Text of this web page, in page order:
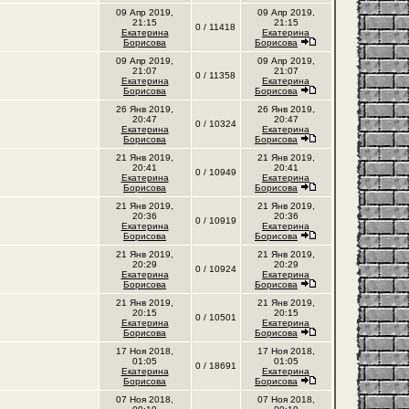
09 Апр 2019,
21:15
Екатерина
Борисова
0 / 11418
09 Апр 2019,
21:15
Екатерина
Борисова
09 Апр 2019,
21:07
Екатерина
Борисова
0 / 11358
09 Апр 2019,
21:07
Екатерина
Борисова
26 Янв 2019,
20:47
Екатерина
Борисова
0 / 10324
26 Янв 2019,
20:47
Екатерина
Борисова
21 Янв 2019,
20:41
Екатерина
Борисова
0 / 10949
21 Янв 2019,
20:41
Екатерина
Борисова
21 Янв 2019,
20:36
Екатерина
Борисова
0 / 10919
21 Янв 2019,
20:36
Екатерина
Борисова
21 Янв 2019,
20:29
Екатерина
Борисова
0 / 10924
21 Янв 2019,
20:29
Екатерина
Борисова
21 Янв 2019,
20:15
Екатерина
Борисова
0 / 10501
21 Янв 2019,
20:15
Екатерина
Борисова
17 Ноя 2018,
01:05
Екатерина
Борисова
0 / 18691
17 Ноя 2018,
01:05
Екатерина
Борисова
07 Ноя 2018,
07 Ноя 2018,